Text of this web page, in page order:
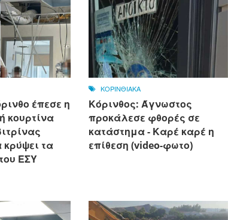
έπεσε η
κουρτίνα
τα
ΕΣΥ
ΚΟΡΙΝΘΙΑΚΑ
Κόρινθος: Άγνωστος
προκάλεσε φθορές σε
κατάστημα - Καρέ καρέ η
επίθεση (video-φωτο)